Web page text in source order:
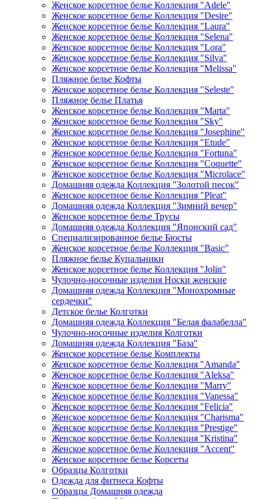
Женское корсетное белье Коллекция "Adele"
Женское корсетное белье Коллекция "Desire"
Женское корсетное белье Коллекция "Laura"
Женское корсетное белье Коллекция "Selena"
Женское корсетное белье Коллекция "Lora"
Женское корсетное белье Коллекция "Silva"
Женское корсетное белье Коллекция "Melissa"
Пляжное белье Кофты
Женское корсетное белье Коллекция "Seleste"
Пляжное белье Платья
Женское корсетное белье Коллекция "Marta"
Женское корсетное белье Коллекция "Sky"
Женское корсетное белье Коллекция "Josephine"
Женское корсетное белье Коллекция "Etude"
Женское корсетное белье Коллекция "Fortuna"
Женское корсетное белье Коллекция "Coquette"
Женское корсетное белье Коллекция "Microlace"
Домашняя одежда Коллекция "Золотой песок"
Женское корсетное белье Коллекция "Pleat"
Домашняя одежда Коллекция "Зимний вечер"
Женское корсетное белье Трусы
Домашняя одежда Коллекция "Японский сад"
Специализированное белье Бюсты
Женское корсетное белье Коллекция "Basic"
Пляжное белье Купальники
Женское корсетное белье Коллекция "Jolin"
Чулочно-носочные изделия Носки женские
Домашняя одежда Коллекция "Монохромные
сердечки"
Детское белье Колготки
Домашняя одежда Коллекция "Белая фалабелла"
Чулочно-носочные изделия Колготки
Домашняя одежда Коллекция "База"
Женское корсетное белье Комплекты
Женское корсетное белье Коллекция "Amanda"
Женское корсетное белье Коллекция "Aleksa"
Женское корсетное белье Коллекция "Marry"
Женское корсетное белье Коллекция "Vanessa"
Женское корсетное белье Коллекция "Felicia"
Женское корсетное белье Коллекция "Charisma"
Женское корсетное белье Коллекция "Prestige"
Женское корсетное белье Коллекция "Kristina"
Женское корсетное белье Коллекция "Accent"
Женское корсетное белье Корсеты
Образцы Колготки
Одежда для фитнеса Кофты
Образцы Домашняя одежда